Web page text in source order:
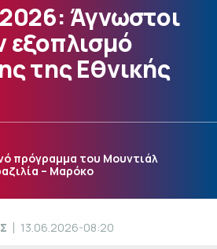
Άγνωστοι
εξοπλισμό
της Εθνικής
πρόγραμμα του Μουντιάλ
– Μαρόκο
13.06.2026-08:20